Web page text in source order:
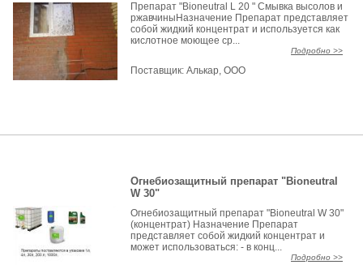
Препарат "Bioneutral L 20 " Смывка высолов и
ржавчиныНазначение Препарат представляет
собой жидкий концентрат и используется как
кислотное моющее ср...
Подробно >>
Поставщик:Алькар, ООО
Огнебиозащитный препарат "Bioneutral
W 30"
Огнебиозащитный препарат "Bioneutral W 30"
(концентрат) Назначение Препарат
представляет собой жидкий концентрат и
может использоваться: - в конц...
Подробно >>